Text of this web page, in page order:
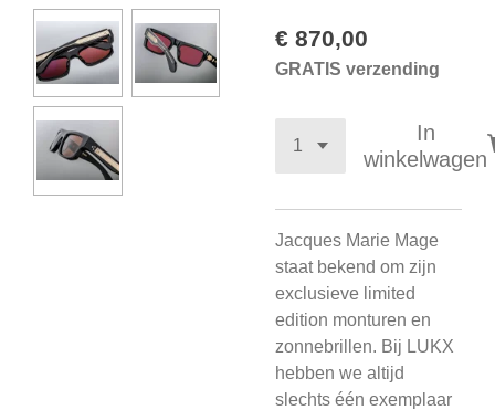
€ 870,00
GRATIS verzending
In
winkelwagen
Jacques Marie Mage
staat bekend om zijn
exclusieve limited
edition monturen en
zonnebrillen. Bij LUKX
hebben we altijd
slechts één exemplaar